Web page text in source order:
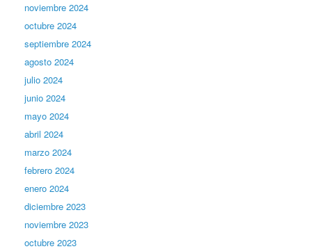
noviembre 2024
octubre 2024
septiembre 2024
agosto 2024
julio 2024
junio 2024
mayo 2024
abril 2024
marzo 2024
febrero 2024
enero 2024
diciembre 2023
noviembre 2023
octubre 2023